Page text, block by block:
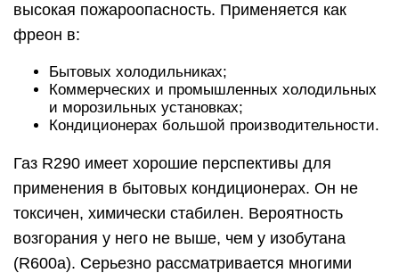
высокая пожароопасность. Применяется как
фреон в:
Бытовых холодильниках;
Коммерческих и промышленных холодильных
и морозильных установках;
Кондиционерах большой производительности.
Газ R290 имеет хорошие перспективы для
применения в бытовых кондиционерах. Он не
токсичен, химически стабилен. Вероятность
возгорания у него не выше, чем у изобутана
(R600a). Серьезно рассматривается многими